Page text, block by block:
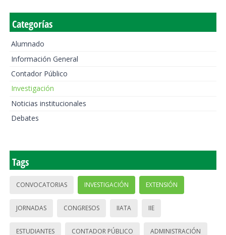
Categorías
Alumnado
Información General
Contador Público
Investigación
Noticias institucionales
Debates
Tags
CONVOCATORIAS INVESTIGACIÓN EXTENSIÓN
JORNADAS CONGRESOS IIATA IIE
ESTUDIANTES CONTADOR PÚBLICO ADMINISTRACIÓN